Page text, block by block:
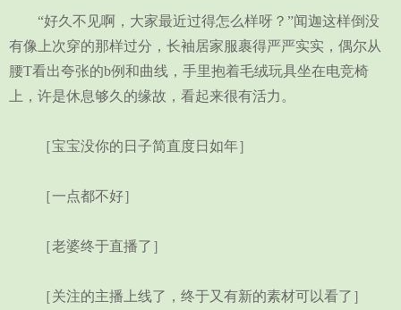
“好久不见啊，大家最近过得怎么样呀？”闻迦这样倒没
有像上次穿的那样过分，长袖居家服裹得严严实实，偶尔从
腰T看出夸张的b例和曲线，手里抱着毛绒玩具坐在电竞椅
上，许是休息够久的缘故，看起来很有活力。
［宝宝没你的日子简直度日如年］
［一点都不好］
［老婆终于直播了］
［关注的主播上线了，终于又有新的素材可以看了］